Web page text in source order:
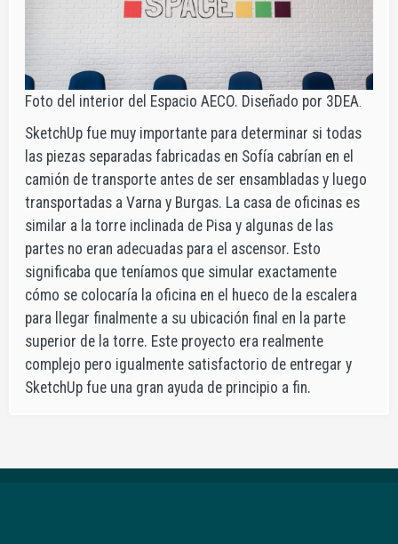
Foto del interior del Espacio AECO. Diseñado por 3DEA.
SketchUp fue muy importante para determinar si todas
las piezas separadas fabricadas en Sofía cabrían en el
camión de transporte antes de ser ensambladas y luego
transportadas a Varna y Burgas. La casa de oficinas es
similar a la torre inclinada de Pisa y algunas de las
partes no eran adecuadas para el ascensor. Esto
significaba que teníamos que simular exactamente
cómo se colocaría la oficina en el hueco de la escalera
para llegar finalmente a su ubicación final en la parte
superior de la torre. Este proyecto era realmente
complejo pero igualmente satisfactorio de entregar y
SketchUp fue una gran ayuda de principio a fin.